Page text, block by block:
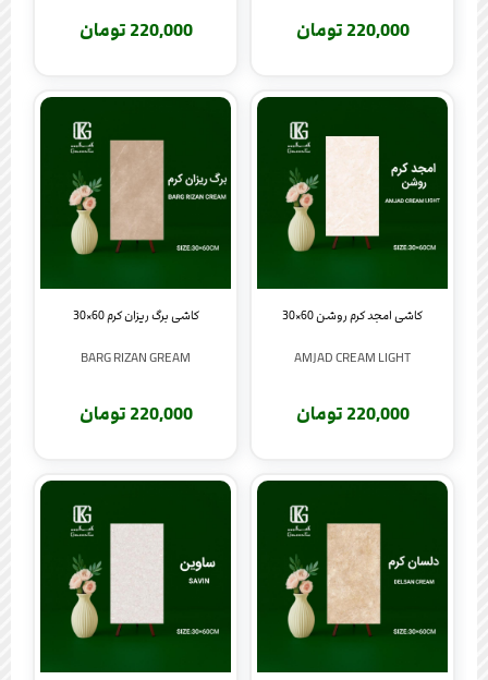
220,000 تومان 220,000 تومان
کاشی امجد کرم روشن 60×30
AMJAD CREAM LIGHT
220,000 تومان
کاشی برگ ریزان کرم 60×30
BARG RIZAN GREAM
220,000 تومان